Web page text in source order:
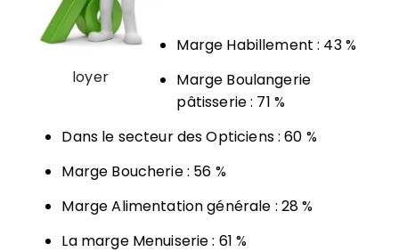
loyer
Marge Habillement : 43 %
Marge Boulangerie
pâtisserie : 71 %
Dans le secteur des Opticiens : 60 %
Marge Boucherie : 56 %
Marge Alimentation générale : 28 %
La marge Menuiserie : 61 %